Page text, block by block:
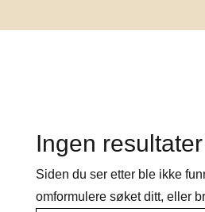
Ingen
Siden du ser etter ble ikke
omformulere søket ditt, eller